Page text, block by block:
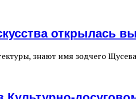
открылась
знают имя зодчего